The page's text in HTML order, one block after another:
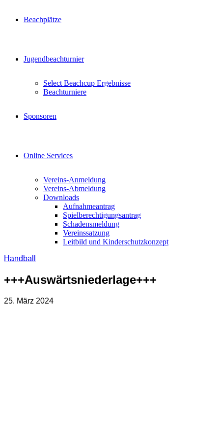
Beachplätze
Jugendbeachturnier
Select Beachcup Ergebnisse
Beachturniere
Sponsoren
Online Services
Vereins-Anmeldung
Vereins-Abmeldung
Downloads
Aufnahmeantrag
Spielberechtigungsantrag
Schadensmeldung
Vereinssatzung
Leitbild und Kinderschutzkonzept
Handball
+++Auswärtsniederlage+++
25. März 2024